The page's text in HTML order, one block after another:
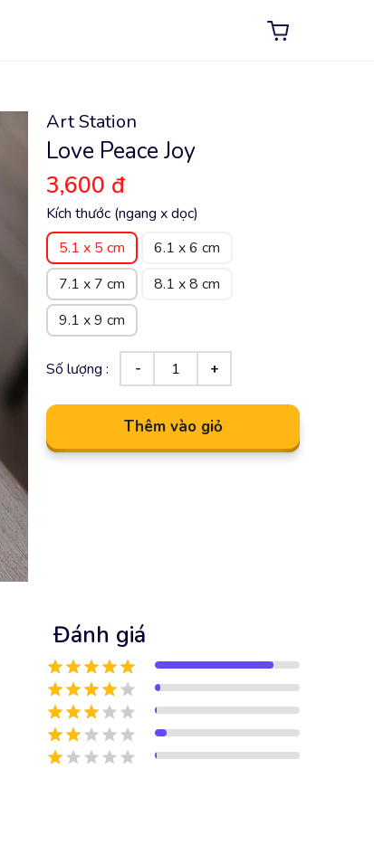
Art Station
Love Peace Joy
3,600 đ
Kích thước (ngang x dọc)
5.1 x 5 cm
6.1 x 6 cm
7.1 x 7 cm
8.1 x 8 cm
9.1 x 9 cm
Số lượng :
Thêm vào giỏ
Đánh giá